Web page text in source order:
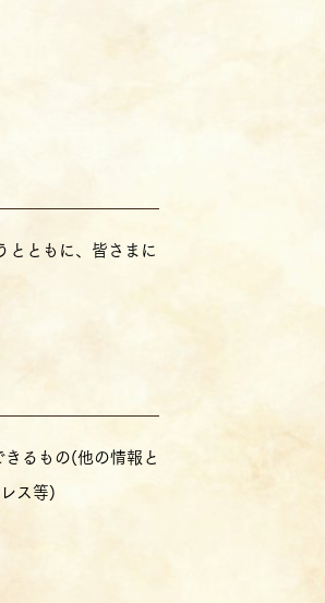
とともに、皆さまに
るもの(他の情報と
ス等)